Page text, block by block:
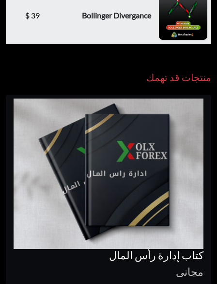
منتجات قد تهمك
كتاب إدارة رأس المال
مجانى
Bollinger Divergance
39
$